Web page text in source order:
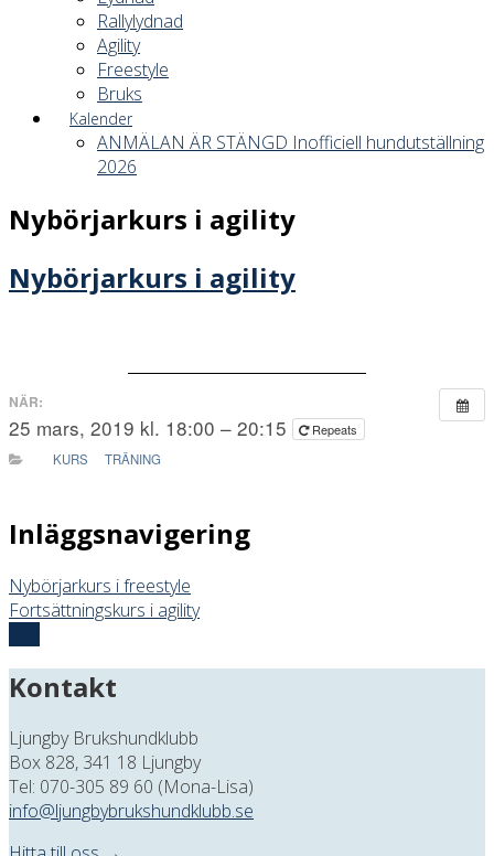
Rallylydnad
Agility
Freestyle
Bruks
Kalender
ANMÄLAN ÄR STÄNGD Inofficiell hundutställning
2026
Nybörjarkurs i agility
Nybörjarkurs i agility
NÄR:
25 mars, 2019 kl. 18:00 – 20:15
Repeats
KURS
TRÄNING
Inläggsnavigering
Nybörjarkurs i freestyle
Fortsättningskurs i agility
Kontakt
Ljungby Brukshundklubb
Box 828, 341 18 Ljungby
Tel: 070-305 89 60 (Mona-Lisa)
info@ljungbybrukshundklubb.se